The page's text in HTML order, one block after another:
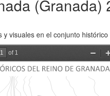
(Granada)
visuales en el conjunto